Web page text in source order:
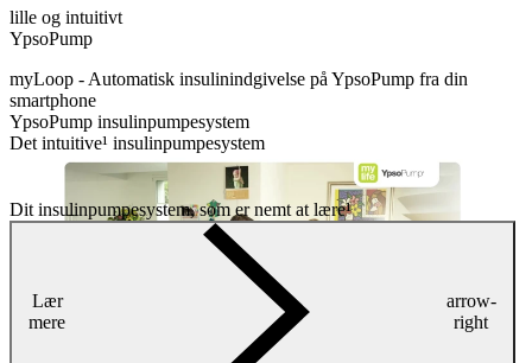
lille og intuitivt
YpsoPump
myLoop - Automatisk insulinindgivelse på YpsoPump fra din
smartphone
YpsoPump insulinpumpesystem
Det intuitive¹ insulinpumpesystem
Dit insulinpumpesystem, som er nemt at lære¹
Lær
mere
arrow-
right